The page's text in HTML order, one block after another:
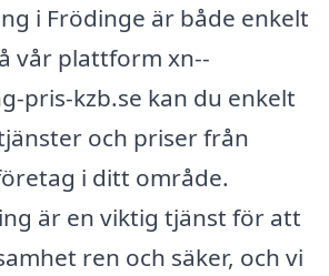
i Frödinge är både enkelt
vår plattform xn--
pris-kzb.se kan du enkelt
och priser från
i ditt område.
är en viktig tjänst för att
ren och säker, och vi